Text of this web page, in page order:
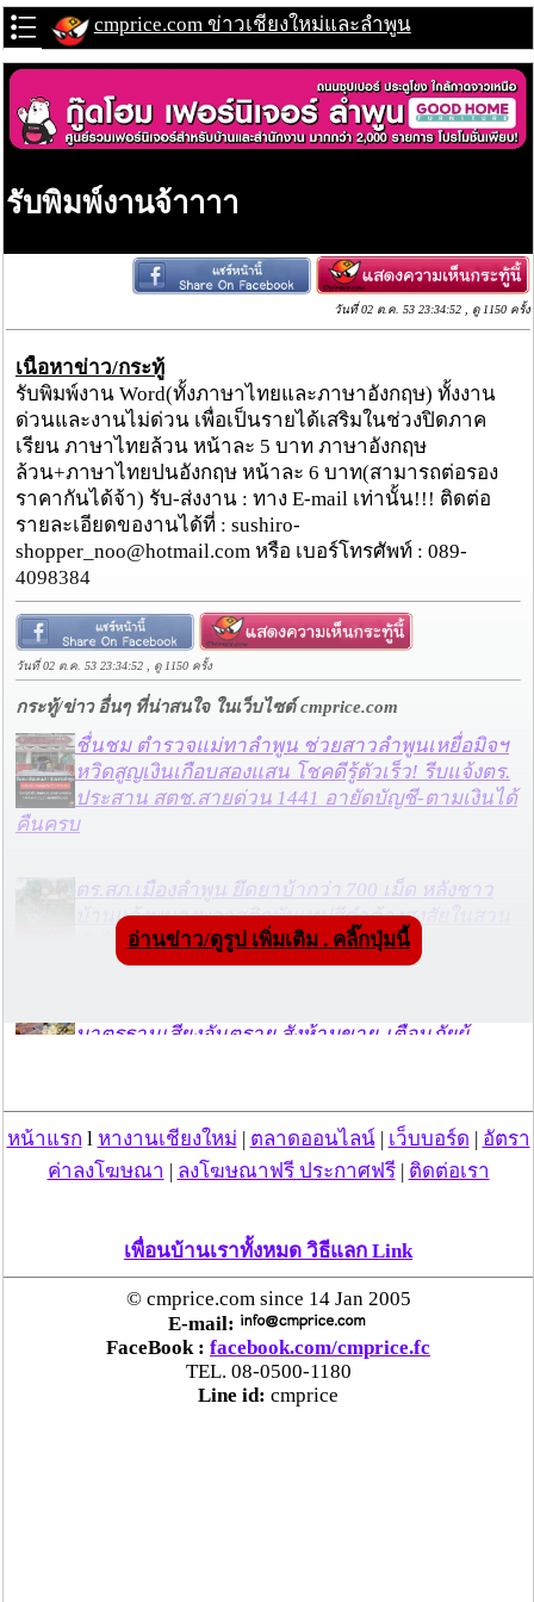
cmprice.com ข่าวเชียงใหม่และลำพูน
รับพิมพ์งานจ้าาาา
วันที่ 02 ต.ค. 53 23:34:52 , ดู 1150 ครั้ง
เนื้อหาข่าว/กระทู้
รับพิมพ์งาน Word(ทั้งภาษาไทยและภาษาอังกฤษ) ทั้งงาน
ด่วนและงานไม่ด่วน เพื่อเป็นรายได้เสริมในช่วงปิดภาค
เรียน ภาษาไทยล้วน หน้าละ 5 บาท ภาษาอังกฤษ
ล้วน+ภาษาไทยปนอังกฤษ หน้าละ 6 บาท(สามารถต่อรอง
ราคากันได้จ้า) รับ-ส่งงาน : ทาง E-mail เท่านั้น!!! ติดต่อ
รายละเอียดของานได้ที่ : sushiro-
shopper_noo@hotmail.com หรือ เบอร์โทรศัพท์ : 089-
4098384
วันที่ 02 ต.ค. 53 23:34:52 , ดู 1150 ครั้ง
กระทู้/ข่าว อื่นๆ ที่น่าสนใจ ในเว็บไซต์ cmprice.com
ชื่นชม ตำรวจแม่ทาลำพูน ช่วยสาวลำพูนเหยื่อมิจฯ
หวิดสูญเงินเกือบสองแสน โชคดีรู้ตัวเร็ว! รีบแจ้งตร.
ประสาน สตช.สายด่วน 1441 อายัดบัญชี-ตามเงินได้
คืนครบ
ตร.สภ.เมืองลำพูน ยึดยาบ้ากว่า 700 เม็ด หลังชาว
บ้านแจ้งพบถุงพลาสติกพันเทปสีดำต้องสงสัยในสวน
มาตรฐานเสี่ยงอันตราย สั่งห้ามขาย-เตือนภัยผู้
“ลาว” ส่ง “24 คนไทย” กลับประเทศผ่านด่าน
เชียงของ เพื่อดำเนินการตามกฎหมาย พบส่วนใหญ่มี
เอี่ยวแก๊งคอลเซ็นเตอร์
“ตรีนุช” เปิดตัวระบบ “e-WorkPermit” ลงทะเบียน
ประเทศ เริ่ม 13 ต.ค. นี้
คพ. เผยผลตรวจคุณภาพน้ำแม่น้ำกก-แม่น้ำสาย-
แม่น้ำรวก-แม่น้ำโขง พื้นที่เชียงใหม่-เชียงราย ครั้งที่
อ่านข่าว/ดูรูป เพิ่มเติม . คลิ๊กปุ่มนี้
หน้าแรก l หางานเชียงใหม่ ตลาดออนไลน์| เว็บบอร์ด
อัตรา
ค่าลงโฆษณา
ลงโฆษณาฟรี ประกาศฟรี| ติดต่อเรา
เพื่อนบ้านเราทั้งหมด วิธีแลก Link
© cmprice.com since 14 Jan 2005
E-mail:
FaceBook : facebook.com/cmprice.fc
TEL. 08-0500-1180
Line id: cmprice